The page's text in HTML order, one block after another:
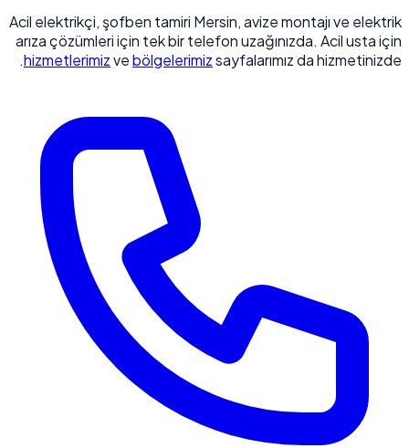
Acil elektrikçi, şofben tamiri Mersin, avize montajı ve elektrik
arıza çözümleri için tek bir telefon uzağınızda. Acil usta için
hizmetlerimizvebölgelerimizsayfalarımız da hizmetinizde.